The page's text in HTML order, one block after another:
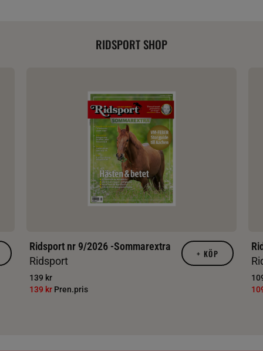
RIDSPORT SHOP
Ridsport nr 9/2026 -Sommarextra
Ridsport
139 kr
139 kr Pren.pris
+ KÖP